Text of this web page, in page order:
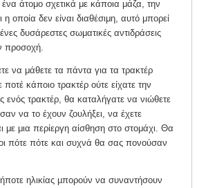
ένα άτομο σχετικά με κάποια μάζα, την
η οποία δεν είναι διαθέσιμη, αυτό μπορεί
δυσάρεστες σωματικές αντιδράσεις
προσοχή.
να μάθετε τα πάντα για τα τρακτέρ
κάποιο τρακτέρ ούτε είχατε την
ενός τρακτέρ, θα καταλήγατε να νιώθετε
να το έχουν ζουλήξει, να έχετε
με μια περίεργη αίσθηση στο στομάχι. Θα
πότε πότε και συχνά θα σας πονούσαν
ηλικίας µπορούν να συναντήσουν